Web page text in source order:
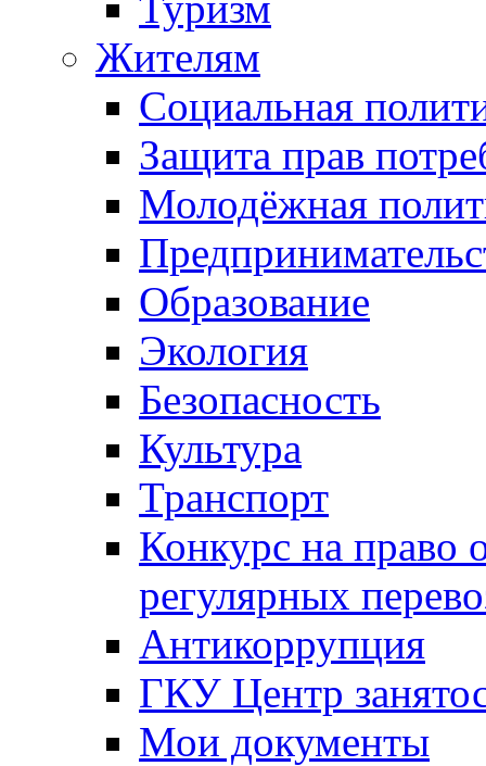
Жителям
Социальная
Защита прав
Молодёжная
Образование
Экология
Безопасность
Культура
Транспорт
Конкурс на право
регулярных
Антикоррупция
ГКУ Центр
Мои документы